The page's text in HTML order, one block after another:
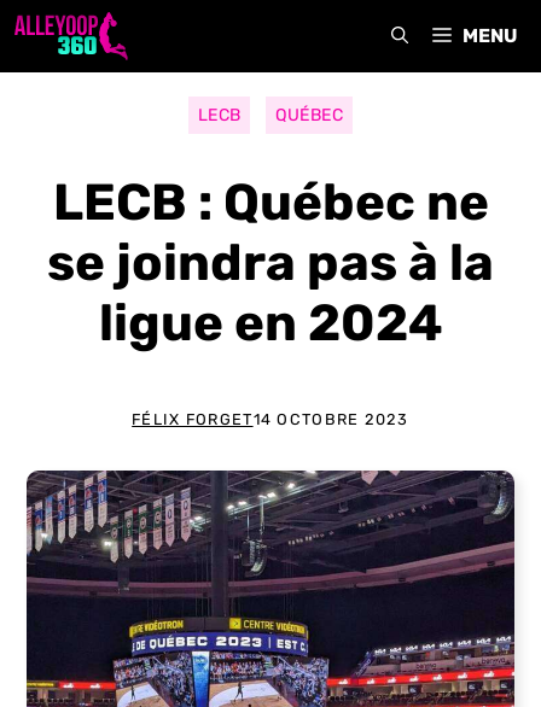
Aller
MENU
LECB QUÉBEC
LECB : Québec ne
se joindra pas à la
ligue en 2024
FÉLIX FORGET14 OCTOBRE 2023